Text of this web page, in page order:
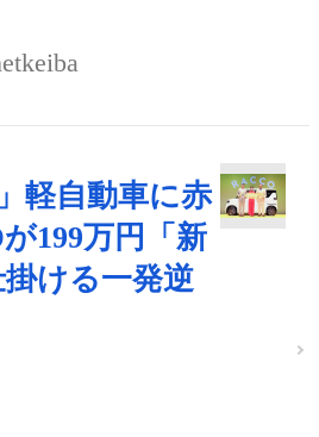
軽自動車に赤
199万円「新
ける一発逆